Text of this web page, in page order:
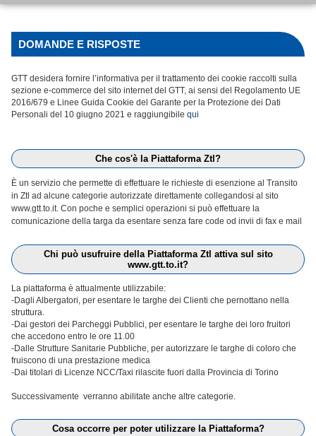
DOMANDE E RISPOSTE
GTT desidera fornire l’informativa per il trattamento dei cookie raccolti sulla
sezione e-commerce del sito internet del GTT, ai sensi del Regolamento UE
2016/679 e Linee Guida Cookie del Garante per la Protezione dei Dati
Personali del 10 giugno 2021 e raggiungibile qui
Che cos'è la Piattaforma Ztl?
È un servizio che permette di effettuare le richieste di esenzione al Transito
in Ztl ad alcune categorie autorizzate direttamente collegandosi al sito
www.gtt.to.it. Con poche e semplici operazioni si può effettuare la
comunicazione della targa da esentare senza fare code od invii di fax e mail
Chi può usufruire della Piattaforma Ztl attiva sul sito
www.gtt.to.it?
La piattaforma è attualmente utilizzabile:
-Dagli Albergatori, per esentare le targhe dei Clienti che pernottano nella
struttura.
-Dai gestori dei Parcheggi Pubblici, per esentare le targhe dei loro fruitori
che accedono entro le ore 11.00
-Dalle Strutture Sanitarie Pubbliche, per autorizzare le targhe di coloro che
fruiscono di una prestazione medica
-Dai titolari di Licenze NCC/Taxi rilascite fuori dalla Provincia di Torino
Successivamente verranno abilitate anche altre categorie.
Cosa occorre per poter utilizzare la Piattaforma?